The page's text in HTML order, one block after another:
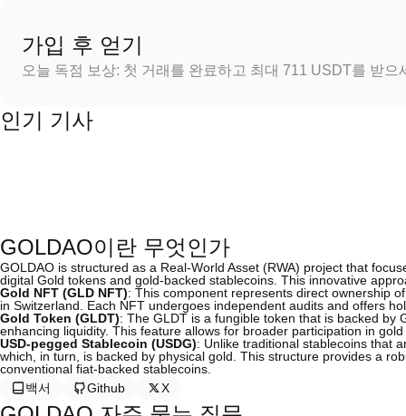
가입 후 얻기
오늘 독점 보상: 첫 거래를 완료하고 최대 711 USDT를 받으
인기 기사
GOLDAO이란 무엇인가
GOLDAO is structured as a Real-World Asset (RWA) project that
digital Gold tokens and gold-backed stablecoins. This innovative
Gold NFT (GLD NFT): This component represents direct ownership
in Switzerland. Each NFT undergoes independent audits and offers
Gold Token (GLDT): The GLDT is a fungible token that is backed by
enhancing liquidity. This feature allows for broader participation in
USD-pegged Stablecoin (USDG): Unlike traditional stablecoins that
which, in turn, is backed by physical gold. This structure provides a
conventional fiat-backed stablecoins.
백서
Github X